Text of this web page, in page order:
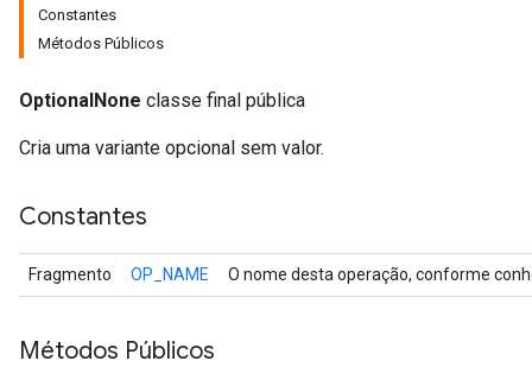
Constantes
Métodos Públicos
OptionalNone classe final pública
Cria uma variante opcional sem valor.
Constantes
Fragmento OP_NAME O nome desta operação, conforme
Métodos Públicos